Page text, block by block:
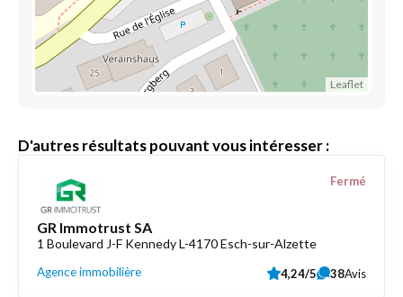
Leaflet
D'autres résultats pouvant vous intéresser :
GR Immotrust SA
1 Boulevard J-F Kennedy L-4170 Esch-sur-Alzette
Agence immobilière
Fermé
4,24/5 38Avis